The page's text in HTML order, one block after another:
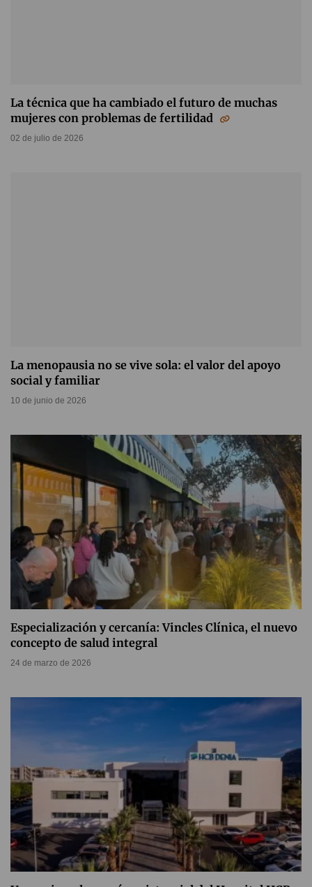
La técnica que ha cambiado el futuro de muchas
mujeres con problemas de fertilidad
02 de julio de 2026
La menopausia no se vive sola: el valor del apoyo
social y familiar
10 de junio de 2026
Especialización y cercanía: Vincles Clínica, el nuevo
concepto de salud integral
24 de marzo de 2026